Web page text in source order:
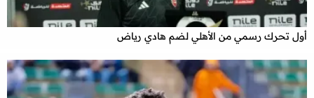
أول تحرك رسمي من الأهلي لضم هادي رياض